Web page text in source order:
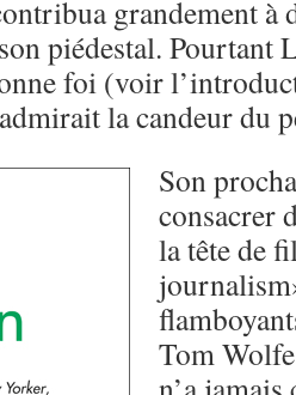
grandement à
piédestal. Pourtant
foi (voir
la candeur du
Son
consacrer
la tête de
Tom